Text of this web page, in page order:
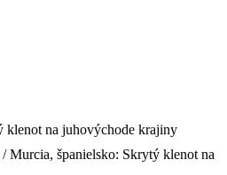
/ Murcia, španielsko: Skrytý klenot na